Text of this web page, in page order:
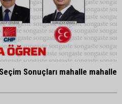
Sonuçları mahalle mahalle